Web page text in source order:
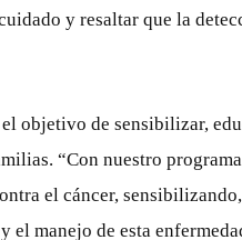
y resaltar que la
objetivo de sensibilizar,
“Con nuestro
el cáncer,
manejo de esta